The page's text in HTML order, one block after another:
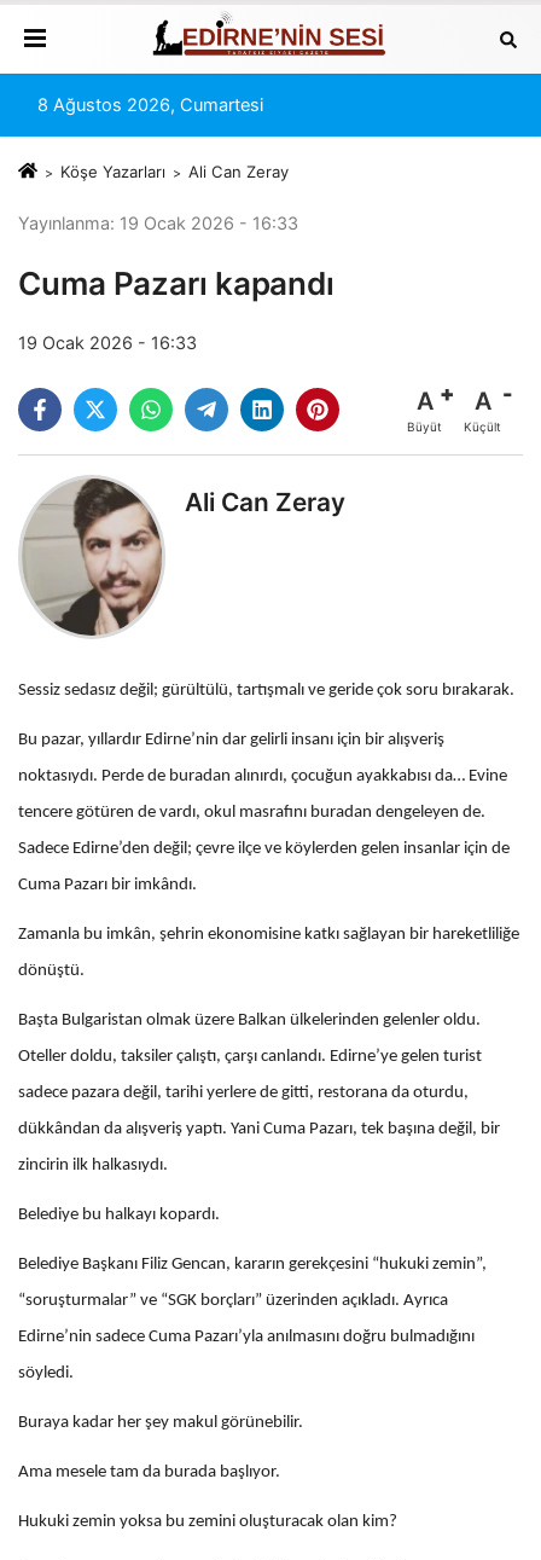
8 Ağustos 2026, Cumartesi
Köşe Yazarları Ali Can Zeray
Yayınlanma: 19 Ocak 2026 - 16:33
Cuma Pazarı kapandı
19 Ocak 2026 - 16:33
A
Büyüt
A
Küçült
Ali Can Zeray
Sessiz sedasız değil; gürültülü, tartışmalı ve geride çok soru bırakarak.
Bu pazar, yıllardır Edirne’nin dar gelirli insanı için bir alışveriş
noktasıydı. Perde de buradan alınırdı, çocuğun ayakkabısı da… Evine
tencere götüren de vardı, okul masrafını buradan dengeleyen de.
Sadece Edirne’den değil; çevre ilçe ve köylerden gelen insanlar için de
Cuma Pazarı bir imkândı.
Zamanla bu imkân, şehrin ekonomisine katkı sağlayan bir hareketliliğe
dönüştü.
Başta Bulgaristan olmak üzere Balkan ülkelerinden gelenler oldu.
Oteller doldu, taksiler çalıştı, çarşı canlandı. Edirne’ye gelen turist
sadece pazara değil, tarihi yerlere de gitti, restorana da oturdu,
dükkândan da alışveriş yaptı. Yani Cuma Pazarı, tek başına değil, bir
zincirin ilk halkasıydı.
Belediye bu halkayı kopardı.
Belediye Başkanı Filiz Gencan, kararın gerekçesini “hukuki zemin”,
“soruşturmalar” ve “SGK borçları” üzerinden açıkladı. Ayrıca
Edirne’nin sadece Cuma Pazarı’yla anılmasını doğru bulmadığını
söyledi.
Buraya kadar her şey makul görünebilir.
Ama mesele tam da burada başlıyor.
Hukuki zemin yoksa bu zemini oluşturacak olan kim?